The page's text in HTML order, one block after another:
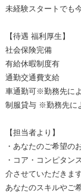
未経験スタートでも
【待遇 福利厚生】
社会保険完備
有給休暇制度有
通勤交通費支給
車通勤可※勤務先に
制服貸与 ※勤務先に
【担当者より】
・あなたのご希望の
・コア・コンピタン
介させていただきま
あなたのスキルやご